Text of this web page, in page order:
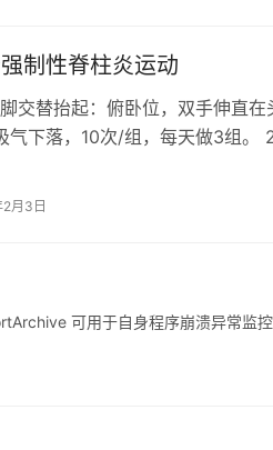
制性脊柱炎运动
交替抬起：俯卧位，双手伸直
气下落，10次/组，每天做3组。
月3日
可用于自身程序崩溃异常监